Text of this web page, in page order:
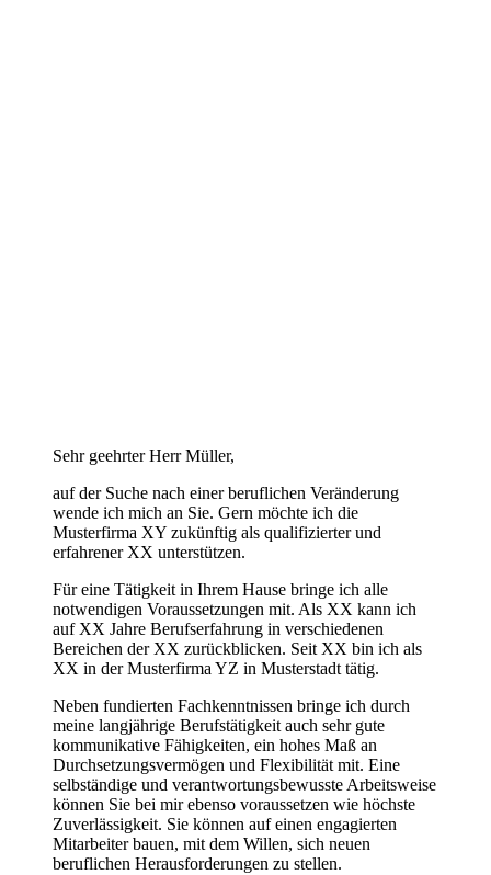
Sehr geehrter Herr Müller,
auf der Suche nach einer beruflichen Veränderung
wende ich mich an Sie. Gern möchte ich die
Musterfirma XY zukünftig als qualifizierter und
erfahrener XX unterstützen.
Für eine Tätigkeit in Ihrem Hause bringe ich alle
notwendigen Voraussetzungen mit. Als XX kann ich
auf XX Jahre Berufserfahrung in verschiedenen
Bereichen der XX zurückblicken. Seit XX bin ich als
XX in der Musterfirma YZ in Musterstadt tätig.
Neben fundierten Fachkenntnissen bringe ich durch
meine langjährige Berufstätigkeit auch sehr gute
kommunikative Fähigkeiten, ein hohes Maß an
Durchsetzungsvermögen und Flexibilität mit. Eine
selbständige und verantwortungsbewusste Arbeitsweise
können Sie bei mir ebenso voraussetzen wie höchste
Zuverlässigkeit. Sie können auf einen engagierten
Mitarbeiter bauen, mit dem Willen, sich neuen
beruflichen Herausforderungen zu stellen.